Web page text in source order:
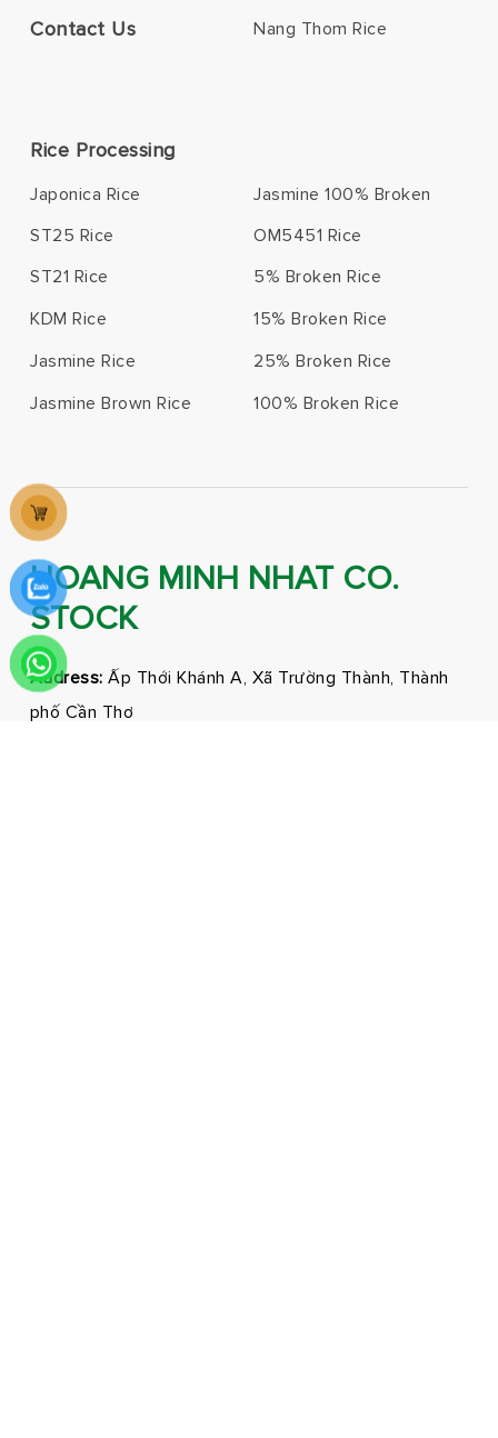
Contact Us
Nang Thom Rice
Rice Processing
Japonica Rice
ST25 Rice
ST21 Rice
KDM Rice
Jasmine Rice
Jasmine Brown Rice
Jasmine 100% Broken
OM5451 Rice
5% Broken Rice
15% Broken Rice
25% Broken Rice
100% Broken Rice
HOANG MINH NHAT CO.
STOCK
Address:Ấp Thới Khánh A, Xã Trường Thành, Thành
phố Cần Thơ